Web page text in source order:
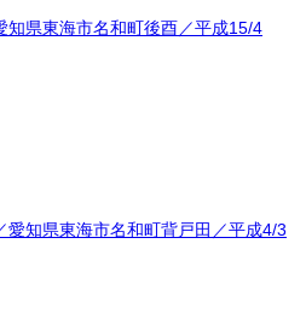
県東海市名和町後酉／平成15/4
知県東海市名和町背戸田／平成4/3